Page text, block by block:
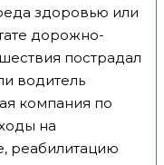
здоровью или
дорожно-
пострадал
водитель
компания по
на
реабилитацию